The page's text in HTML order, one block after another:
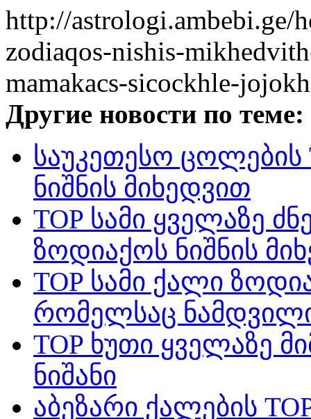
http://astrologi.ambebi.ge/
zodiaqos-nishis-
mamakacs-sicockhle-
Другие новости по теме:
საუკეთესო ცოლების
ნიშნის მიხედვით
TOP სამი ყველაზე
ზოდიაქოს ნიშნის
TOP სამი ქალი
რომელსაც
TOP ხუთი ყველაზე
ნიშანი
აბეზარი ქალების